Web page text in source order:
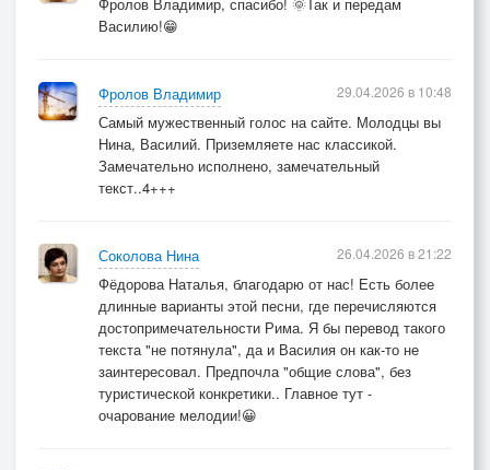
Василию!😁
Фролов Владимир
Самый мужественный голос на сайте. Молодцы вы
Нина, Василий. Приземляете нас классикой.
Замечательно исполнено, замечательный
текст..4+++
29.04.2026 в 10:48
Соколова Нина
Фёдорова Наталья, благодарю от нас! Есть более
длинные варианты этой песни, где перечисляются
достопримечательности Рима. Я бы перевод такого
текста "не потянула", да и Василия он как-то не
заинтересовал. Предпочла "общие слова", без
туристической конкретики.. Главное тут -
очарование мелодии!😀
26.04.2026 в 21:22